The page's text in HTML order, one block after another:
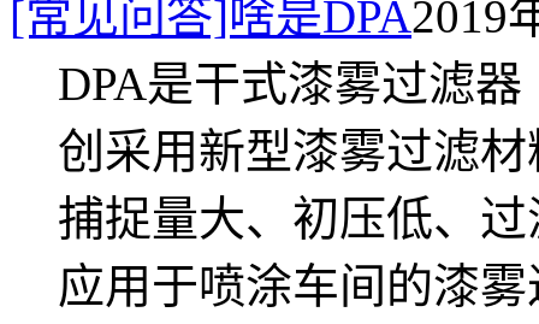
[常见问答]啥是DPA2019
DPA是干式漆雾过滤器
创采用新型漆雾过滤
捕捉量大、初压低、
应用于喷涂车间的漆